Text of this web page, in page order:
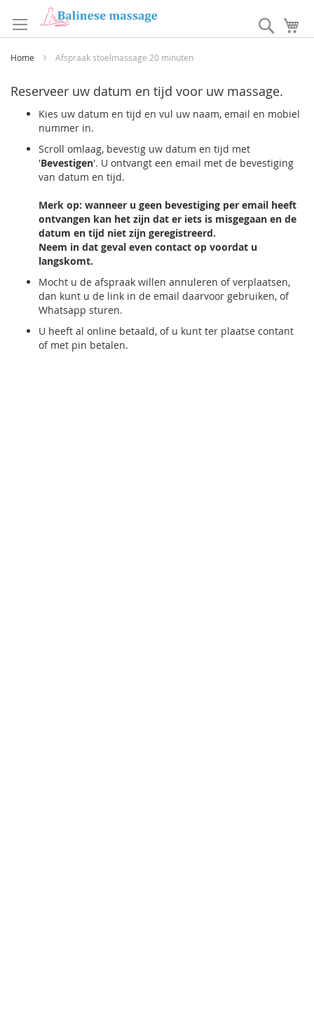
naar
de
Search
Home Afspraak stoelmassage 20 minuten
Reserveer uw datum en tijd voor uw massage.
Kies uw datum en tijd en vul uw naam, email en mobiel
nummer in.
Scroll omlaag, bevestig uw datum en tijd met
'Bevestigen'. U ontvangt een email met de bevestiging
van datum en tijd.
Merk op: wanneer u geen bevestiging per email heeft
ontvangen kan het zijn dat er iets is misgegaan en de
datum en tijd niet zijn geregistreerd.
Neem in dat geval even contact op voordat u
langskomt.
Mocht u de afspraak willen annuleren of verplaatsen,
dan kunt u de link in de email daarvoor gebruiken, of
Whatsapp sturen.
U heeft al online betaald, of u kunt ter plaatse contant
of met pin betalen.